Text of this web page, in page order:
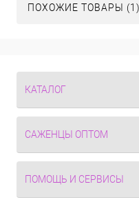
ПОХОЖИЕ ТОВАРЫ (1)
КАТАЛОГ
САЖЕНЦЫ ОПТОМ
ПОМОЩЬ И СЕРВИСЫ